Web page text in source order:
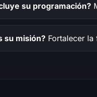
su programación?
su misión? Fortalecer